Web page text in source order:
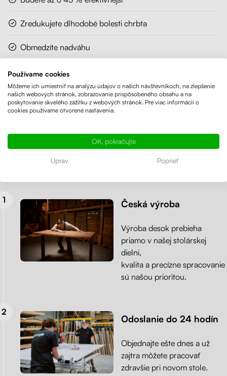
Zredukujete dlhodobé bolesti chrbta
Obmedzíte nadváhu
Uľavíte krčnej chrbtici a posilníte svalstvo
Zbavíte sa únavy
Prečo si vybrať výškovo nastaviteľný
stôl od spoločnosti Liftor?
na mieru, širokú škálu dekorov a expresnú výrobu s odoslaním
Česká výroba
Výroba desok prebieha
priamo v našej stolárskej
dielni,
kvalita a precízne spracovanie
sú našou prioritou.
Odoslanie do 24 hodín
Objednajte ešte dnes a už
zajtra môžete pracovať
zdravšie pri novom stole.
Používame cookies
Môžeme ich umiestniť na analýzu údajov o našich návštevníkoch, na zlepšenie
našich webových stránok, zobrazovanie prispôsobeného obsahu a na
poskytovanie skvelého zážitku z webových stránok. Pre viac informácií o
cookies používame otvorené nastavenia.
OK, pokračujte
Uprav Poprieť